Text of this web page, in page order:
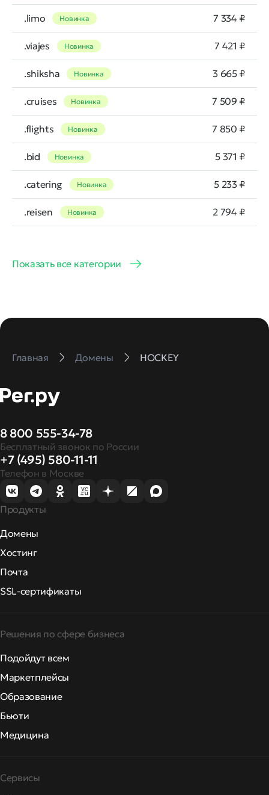
.limo Новинка 7 334 ₽
.viajes Новинка 7 421 ₽
.shiksha Новинка 3 665 ₽
.cruises Новинка 7 509 ₽
.flights Новинка 7 850 ₽
.bid Новинка 5 371 ₽
.catering Новинка 5 233 ₽
.reisen Новинка 2 794 ₽
Показать все категории
Главная Домены HOCKEY
8 800 555-34-78
Бесплатный звонок по России
+7 (495) 580-11-11
Телефон в Москве
Продукты
Домены
Хостинг
Почта
SSL-сертификаты
Решения по сфере бизнеса
Подойдут всем
Маркетплейсы
Образование
Бьюти
Медицина
Сервисы